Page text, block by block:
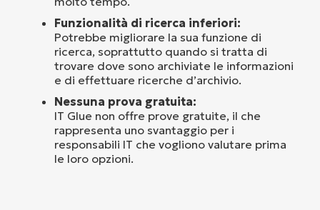
Funzionalità di ricerca inferiori:
Potrebbe migliorare la sua funzione di
ricerca, soprattutto quando si tratta di
trovare dove sono archiviate le informazioni
e di effettuare ricerche d’archivio.
Nessuna prova gratuita:
IT Glue non offre prove gratuite, il che
rappresenta uno svantaggio per i
responsabili IT che vogliono valutare prima
le loro opzioni.